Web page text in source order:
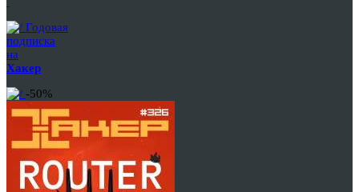
Годовая
подписка
на
Хакер
-50%